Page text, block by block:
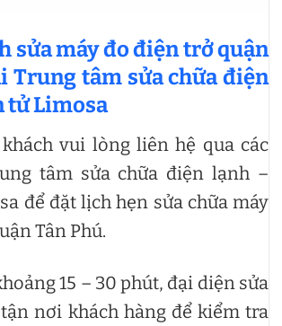
sửa máy đo điện trở quận
Trung tâm sửa chữa điện
tử Limosa
khách vui lòng liên hệ qua các
tâm sửa chữa điện lạnh –
để đặt lịch hẹn sửa chữa máy
Tân Phú.
15 – 30 phút, đại diện sửa
nơi khách hàng để kiểm tra